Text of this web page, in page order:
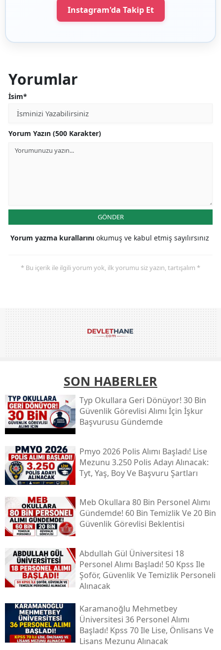
Instagram'da Takip Et
Yorumlar
İsim*
Yorum Yazın (500 Karakter)
GÖNDER
Yorum yazma kurallarını okumuş ve kabul etmiş sayılırsınız
* Bu içerik ile ilgili yorum yok, ilk yorumu siz yazın, tartışalım *
SON HABERLER
Typ Okullara Geri Dönüyor! 30 Bin
Güvenlik Görevlisi Alımı İçin İşkur
Başvurusu Gündemde
Pmyo 2026 Polis Alımı Başladı! Lise
Mezunu 3.250 Polis Adayı Alınacak:
Tyt, Yaş, Boy Ve Başvuru Şartları
Meb Okullara 80 Bin Personel Alımı
Gündemde! 60 Bin Temizlik Ve 20 Bin
Güvenlik Görevlisi Beklentisi
Abdullah Gül Üniversitesi 18
Personel Alımı Başladı! 50 Kpss Ile
Şoför, Güvenlik Ve Temizlik Personeli
Alınacak
Karamanoğlu Mehmetbey
Üniversitesi 36 Personel Alımı
Başladı! Kpss 70 Ile Lise, Önlisans Ve
Lisans Mezunu Alınacak